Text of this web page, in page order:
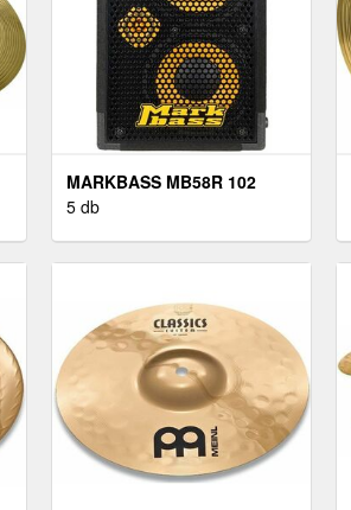
MARKBASS MB58R 102
PURE - 8
5 db